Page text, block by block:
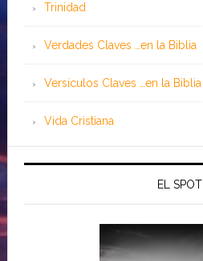
Trinidad
Verdades Claves …en la Biblia
Versículos Claves …en la Biblia
Vida Cristiana
EL SPOT